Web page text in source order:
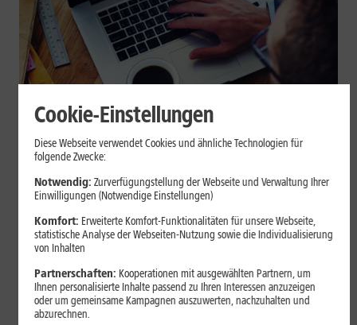
Internet zuhause
Browser-Erweiterungen sicher
nutzen: So erkennst Du
vertrauenswürdige Add-ons
Browser-Erweiterungen können praktisch sein, greifen aber je
nach Berechtigung tief in Deine Browserdaten ein. Der Beitrag
zeigt Dir, wie Du Add-ons vor der Installation prüfst und riskante
Erweiterungen erkennst.
Cookie-Einstellungen
Diese Webseite verwendet Cookies und ähnliche Technologien für
folgende Zwecke:
Notwendig: Zurverfügungstellung der Webseite und Verwaltung Ihrer
Einwilligungen (Notwendige Einstellungen)
Komfort: Erweiterte Komfort-Funktionalitäten für unsere Webseite,
statistische Analyse der Webseiten-Nutzung sowie die Individualisierung
von Inhalten
Partnerschaften: Kooperationen mit ausgewählten Partnern, um
Ihnen personalisierte Inhalte passend zu Ihren Interessen anzuzeigen
oder um gemeinsame Kampagnen auszuwerten, nachzuhalten und
abzurechnen.